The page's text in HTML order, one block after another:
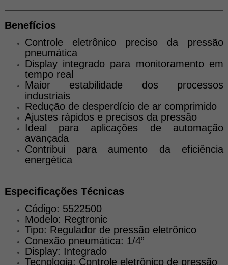
Benefícios
Controle eletrônico preciso da pressão
pneumática
Display integrado para monitoramento em
tempo real
Maior estabilidade dos processos
industriais
Redução de desperdício de ar comprimido
Ajustes rápidos e precisos da pressão
Ideal para aplicações de automação
avançada
Contribui para aumento da eficiência
energética
Especificações Técnicas
Código: 5522500
Modelo: Regtronic
Tipo: Regulador de pressão eletrônico
Conexão pneumática: 1/4”
Display: Integrado
Tecnologia: Controle eletrônico de pressão